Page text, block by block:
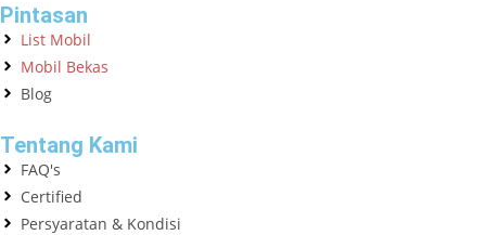
Pintasan
List Mobil
Mobil Bekas
Blog
Tentang Kami
FAQ's
Certified
Persyaratan & Kondisi